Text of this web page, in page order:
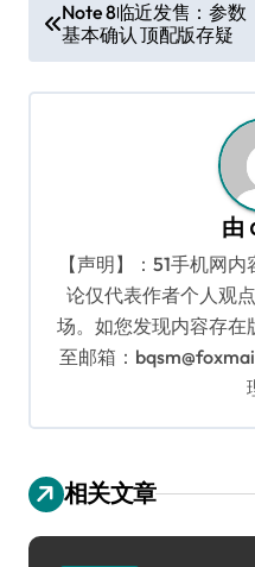
章
导
Note 8临近发售：参数
基本确认 顶配版存疑
由
【声明】：51手机网
论仅代表作者个人观
场。如您发现内容存在
至邮箱：
相关文章